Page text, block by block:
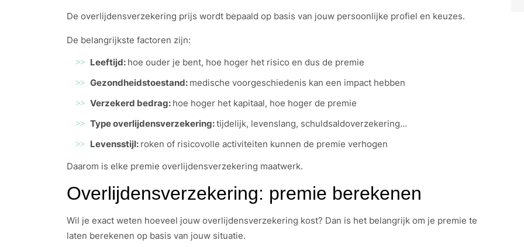
De overlijdensverzekering prijs wordt bepaald op basis van jouw persoonlijke profiel en keuzes.
De belangrijkste factoren zijn:
Leeftijd: hoe ouder je bent, hoe hoger het risico en dus de premie
Gezondheidstoestand: medische voorgeschiedenis kan een impact hebben
Verzekerd bedrag: hoe hoger het kapitaal, hoe hoger de premie
Type overlijdensverzekering:tijdelijk, levenslang, schuldsaldoverzekering…
Levensstijl: roken of risicovolle activiteiten kunnen de premie verhogen
Daarom is elke premie overlijdensverzekering maatwerk.
Overlijdensverzekering: premie berekenen
Wil je exact weten hoeveel jouw overlijdensverzekering kost? Dan is het belangrijk om je premie te
laten berekenen op basis van jouw situatie.